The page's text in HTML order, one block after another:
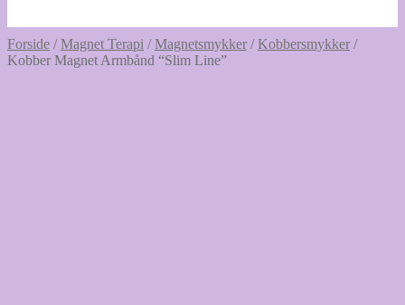
Forside /Magnet Terapi /Magnetsmykker /Kobbersmykker /
Kobber Magnet Armbånd “Slim Line”